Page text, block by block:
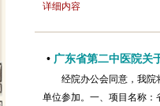
详细内容
• 广东省第二中医院关
经院办公会同意，我
单位参加。一、项目名称